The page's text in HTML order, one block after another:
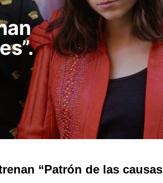
“Patrón de las causas